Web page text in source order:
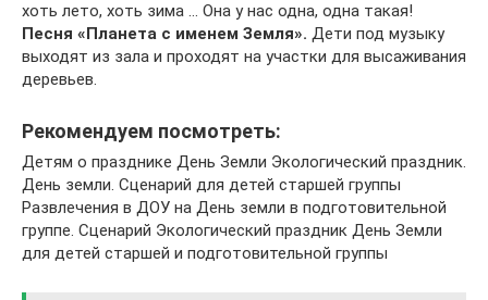
хоть лето, хоть зима … Она у нас одна, одна такая!
Песня «Планета с именем Земля». Дети под музыку
выходят из зала и проходят на участки для высаживания
деревьев.
Рекомендуем посмотреть:
Детям о празднике День Земли Экологический праздник.
День земли. Сценарий для детей старшей группы
Развлечения в ДОУ на День земли в подготовительной
группе. Сценарий Экологический праздник День Земли
для детей старшей и подготовительной группы